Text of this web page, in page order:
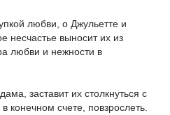
любви, о Джульетте и
несчастье выносит их из
любви и нежности в
заставит их столкнуться с
счете, повзрослеть.